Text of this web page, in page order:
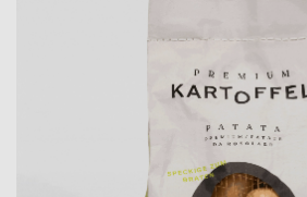
Mit dem
Design stellte sich moodley
Kartoffel dafür zu würdigen,
ausmacht: imperfekte
jeder einzelnen Knolle. Das
zeitgemäße Verpackung, die
Verkaufsregal vom